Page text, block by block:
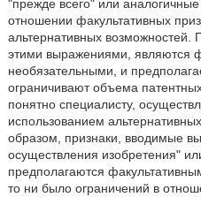
"прежде всего" или
отношении факультативных
альтернативных возможностей.
этими выражениями, являются
необязательными, и
ограничивают объема
понятно специалисту,
использованием
образом, признаки, вводимые
осуществления изобретения"
предполагаются
то ни было ограничений в